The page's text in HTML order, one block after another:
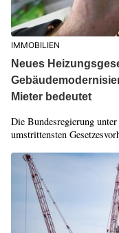
IMMOBILIEN
Neues
Mieter bedeutet
Die Bundesregierung
umstrittensten